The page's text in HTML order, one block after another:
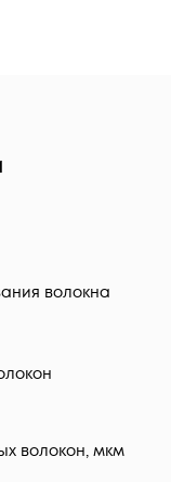
волокна
волокон, мкм